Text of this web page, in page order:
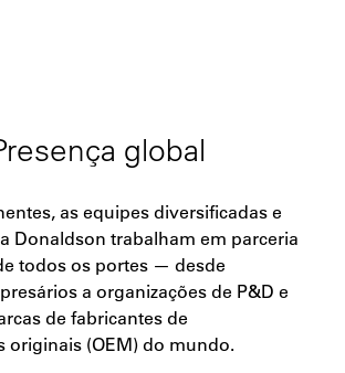
global
as equipes diversificadas e
Donaldson trabalham em parceria
todos os portes — desde
a organizações de P&D e
de fabricantes de
originais (OEM) do mundo.